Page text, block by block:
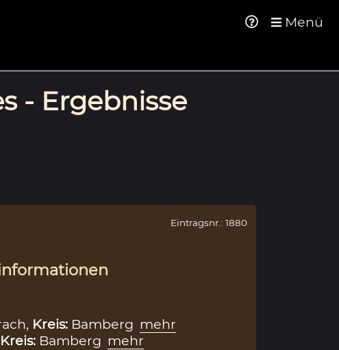
Menü
- Ergebnisse
Eintragsnr.: 1880
Kreis: Bamberg mehr
Kreis: Bamberg mehr